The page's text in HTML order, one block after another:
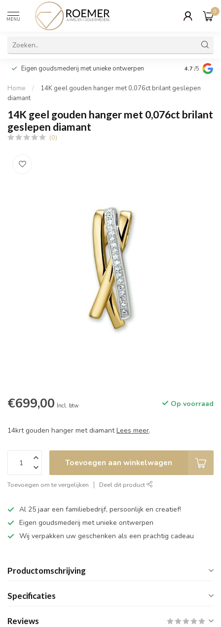
MENU
0
Eigen goudsmederij met unieke ontwerpen Wij
cadeau
4.7 /5
Home /
14K geel gouden hanger met 0,076ct brilant geslepen
diamant
14K geel gouden hanger met 0,076ct brilant
geslepen diamant
(0)
€699,00 Incl. btw Op voorraad
14krt gouden hanger met diamantLees meer.
Toevoegen aan winkelwagen
Toevoegen om te vergelijken Deel dit product
Al 25 jaar een familiebedrijf, persoonlijk en creatief!
Eigen goudsmederij met unieke ontwerpen
Wij verpakken uw geschenken als een prachtig cadeau
Productomschrijving
Specificaties
Reviews